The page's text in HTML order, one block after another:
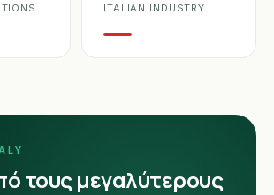
ITALIAN INDUSTRY
τους μεγαλύτερους